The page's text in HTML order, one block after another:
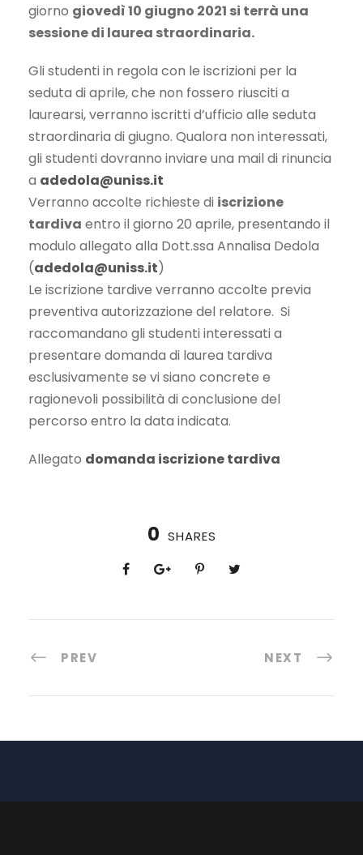
giorno giovedì 10 giugno 2021 si terrà una
sessione di laurea straordinaria.
Gli studenti in regola con le iscrizioni per la
seduta di aprile, che non fossero riusciti a
laurearsi, verranno iscritti d’ufficio alle seduta
straordinaria di giugno. Qualora non interessati,
gli studenti dovranno inviare una mail di rinuncia
a adedola@uniss.it
Verranno accolte richieste di iscrizione
tardiva entro il giorno 20 aprile, presentando il
modulo allegato alla Dott.ssa Annalisa Dedola
(adedola@uniss.it)
Le iscrizione tardive verranno accolte previa
preventiva autorizzazione del relatore. Si
raccomandano gli studenti interessati a
presentare domanda di laurea tardiva
esclusivamente se vi siano concrete e
ragionevoli possibilità di conclusione del
percorso entro la data indicata.
Allegato domanda iscrizione tardiva
0 SHARES
PREV NEXT